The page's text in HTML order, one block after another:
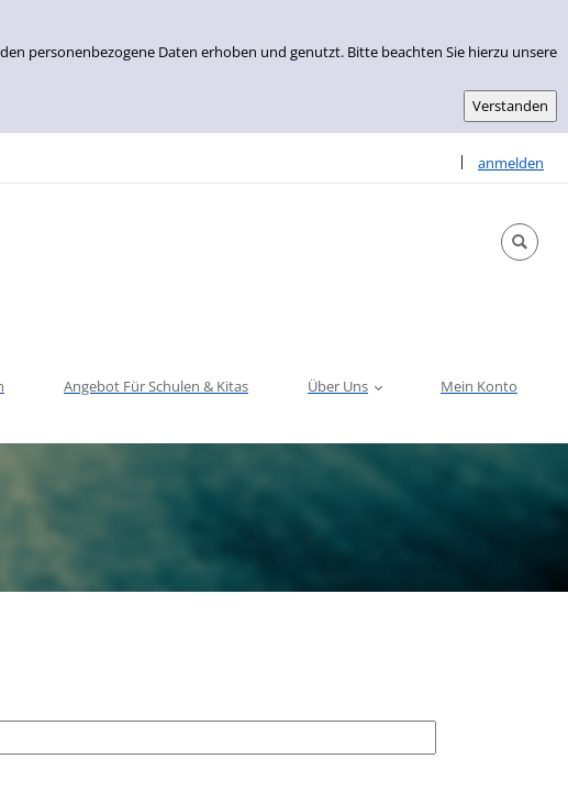
personenbezogene Daten erhoben und genutzt. Bitte beachten Sie hierzu unsere
| anmelden
Sprache
Angebot Für Schulen & Kitas Über Uns Mein Konto